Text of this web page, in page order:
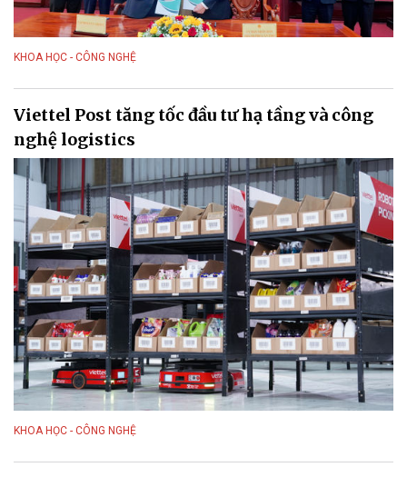
KHOA HỌC - CÔNG NGHỆ
Viettel Post tăng tốc đầu tư hạ tầng và công
nghệ logistics
KHOA HỌC - CÔNG NGHỆ